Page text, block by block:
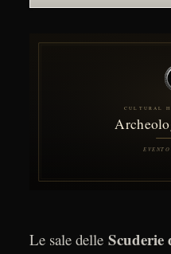
Le sale delle Scuderie